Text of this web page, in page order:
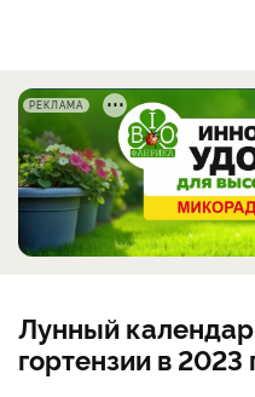
РЕКЛАМА
Лунный
гортензии в 2023